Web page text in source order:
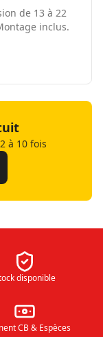
de 13 à 22
inclus.
à 10 fois
disponible
CB & Espèces